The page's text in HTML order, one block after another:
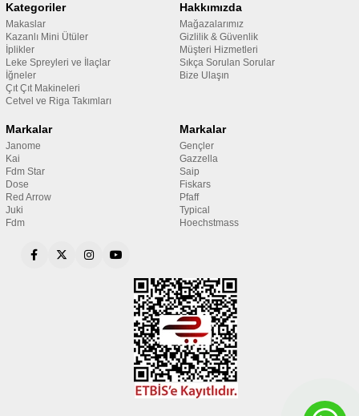
Kategoriler
Makaslar
Kazanlı Mini Ütüler
İplikler
Leke Spreyleri ve İlaçlar
İğneler
Çıt Çıt Makineleri
Cetvel ve Riga Takımları
Hakkımızda
Mağazalarımız
Gizlilik & Güvenlik
Müşteri Hizmetleri
Sıkça Sorulan Sorular
Bize Ulaşın
Markalar
Janome
Kai
Fdm Star
Dose
Red Arrow
Juki
Fdm
Markalar
Gençler
Gazzella
Saip
Fiskars
Pfaff
Typical
Hoechstmass